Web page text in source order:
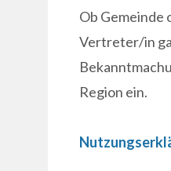
Ob Gemeinde
Vertreter/in
Region ein.